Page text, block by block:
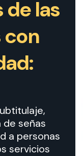
de las
con
de señas
a personas
servicios